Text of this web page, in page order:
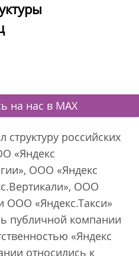
на нас в MAX
структуру российских
«Яндекс
ООО «Яндекс
ООО
ООО «Яндекс.Такси»
публичной компании
«Яндекс
относились к